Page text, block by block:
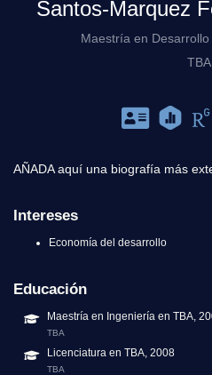
Santos-Marquez
Maestría en
TBA
AÑADA aquí una biografía más
Intereses
Economía del desarrollo
Educación
Maestría en Ingeniería en TBA,
TBA
Licenciatura en TBA, 2008
TBA